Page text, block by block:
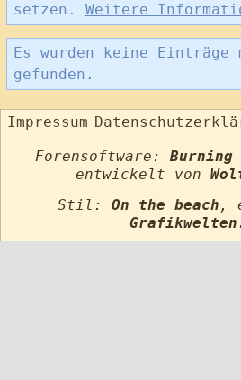
setzen. Weitere
Es wurden keine Einträge
gefunden.
Impressum
Forensoftware: Burning
entwickelt von
Stil: On the beach ,